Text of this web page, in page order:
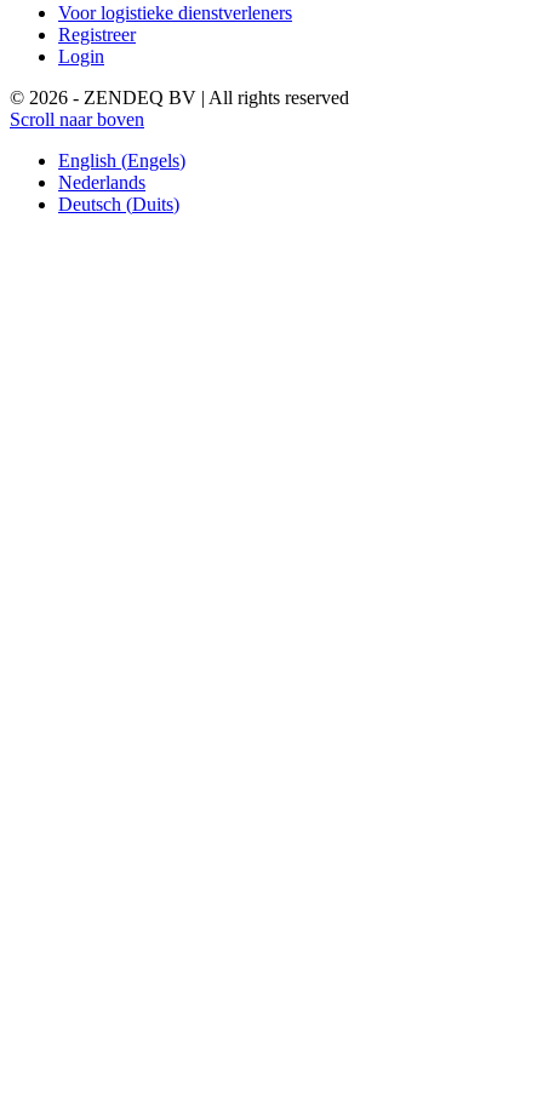
Voor logistieke dienstverleners
Registreer
Login
© 2026 - ZENDEQ BV | All rights reserved
Scroll naar boven
English (Engels)
Nederlands
Deutsch (Duits)